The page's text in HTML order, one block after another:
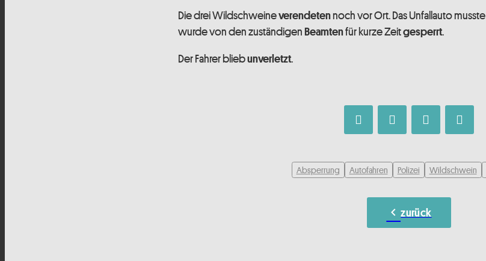
Die drei Wildschweineverendeten noch vor Ort. Das Unfallauto musste
wurde von den zuständigen Beamtenfür kurze Zeitgesperrt.
Der Fahrer bliebunverletzt.
Absperrung Autofahren Polizei Wildschwein
chevron_leftzurück